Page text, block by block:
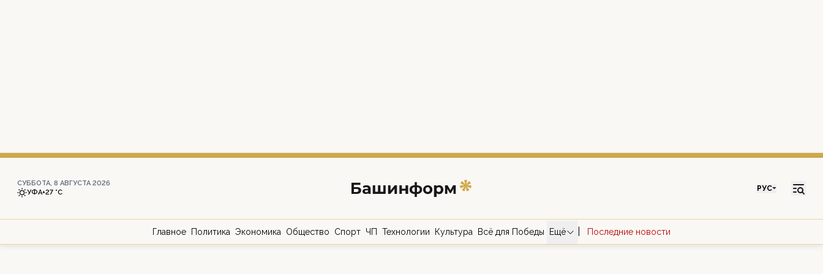
СУББОТА, 8 АВГУСТА 2026
УФА+27 °С РУС
Главное Политика Экономика Общество Спорт ЧП Технологии Культура Всё для Победы Ещё Последние новости